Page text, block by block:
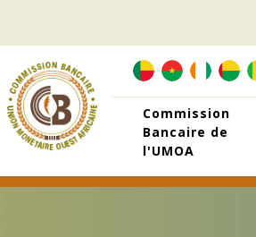
principal
Commission
Bancaire de
l'UMOA